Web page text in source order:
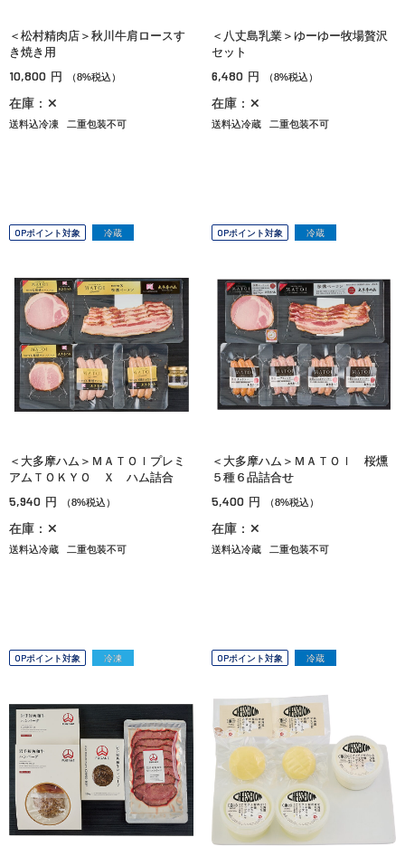
＜松村精肉店＞秋川牛肩ロースす
き焼き用
10,800 円 （8%税込）
在庫：✕
送料込冷凍 二重包装不可
＜八丈島乳業＞ゆーゆー牧場贅沢
セット
6,480 円 （8%税込）
在庫：✕
送料込冷蔵 二重包装不可
OPポイント対象 冷蔵
＜大多摩ハム＞ＭＡＴＯＩプレミ
アムＴＯＫＹＯ Ｘ ハム詰合
5,940 円 （8%税込）
在庫：✕
送料込冷蔵 二重包装不可
OPポイント対象 冷蔵
＜大多摩ハム＞ＭＡＴＯＩ 桜燻
５種６品詰合せ
5,400 円 （8%税込）
在庫：✕
送料込冷蔵 二重包装不可
OPポイント対象 冷凍 OPポイント対象 冷蔵